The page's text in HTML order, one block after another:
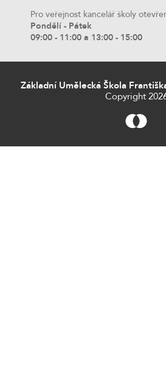
Pro veřejnost kancelář školy
Pondělí - Pátek
09:00 - 11:00 a 13:00 - 15:00
Základní Umělecká Škola
Copyright